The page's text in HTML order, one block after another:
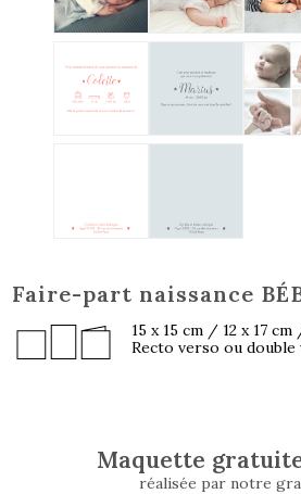
Faire-part naissance
15 x 15 cm / 12 x 17
Recto verso ou
Maquette
réalisée par notre